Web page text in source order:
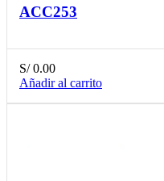
ACC253
S/0.00
Añadir al carrito